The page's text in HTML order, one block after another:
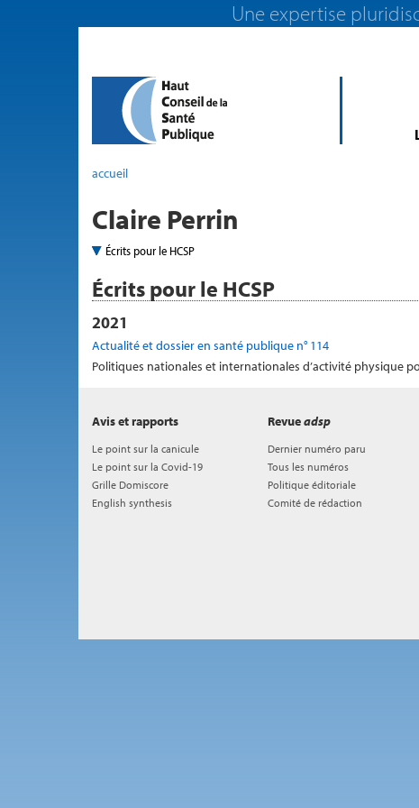
Une expertise
accueil
Claire Perrin
Écrits pour le HCSP
Écrits pour le HCSP
2021
Actualité et dossier en santé publique n° 114
Politiques nationales et internationales d’activité physique
Avis et rapports
Le point sur la canicule
Le point sur la Covid-19
Grille Domiscore
English synthesis
Revueadsp
Dernier numéro paru
Tous les numéros
Politique éditoriale
Comité de rédaction